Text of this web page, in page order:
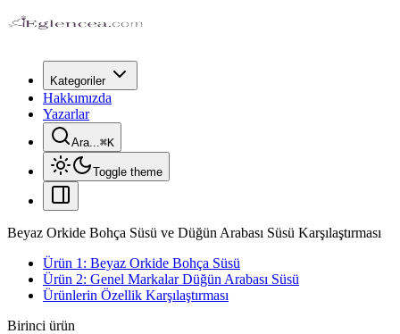
Kategoriler
Hakkımızda
Yazarlar
Ara...⌘K
Toggle theme
Beyaz Orkide Bohça Süsü ve Düğün Arabası Süsü Karşılaştırması
Ürün 1: Beyaz Orkide Bohça Süsü
Ürün 2: Genel Markalar Düğün Arabası Süsü
Ürünlerin Özellik Karşılaştırması
Birinci ürün